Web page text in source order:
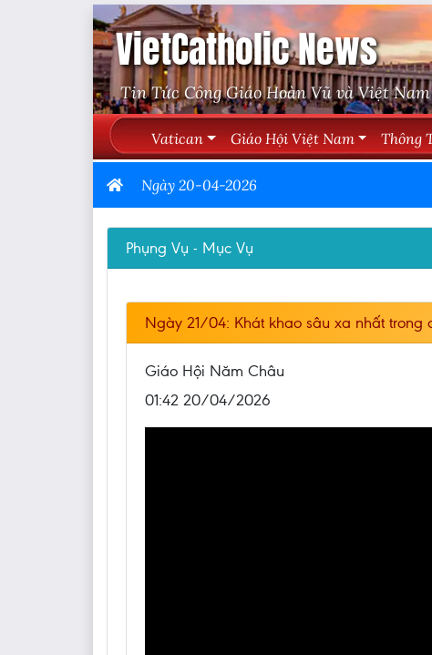
VietCatholic News
Tin Tức Công Giáo Hoàn Vũ và Việt Nam
Vatican Giáo Hội Việt Nam Thông
Ngày 20-04-2026
Phụng Vụ - Mục Vụ
Ngày 21/04: Khát khao sâu xa nhất trong
Giáo Hội Năm Châu
01:42 20/04/2026